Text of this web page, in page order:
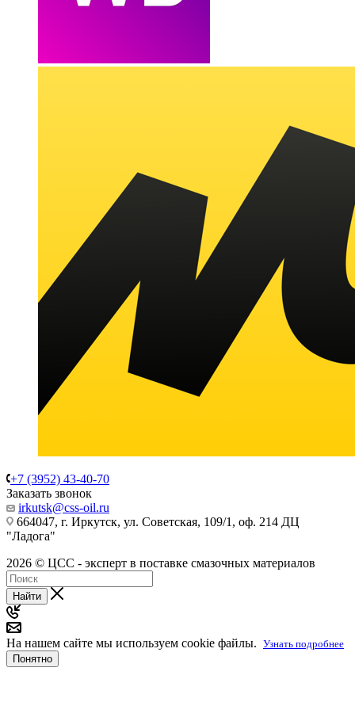
+7 (3952) 43-40-70
Заказать звонок
irkutsk@css-oil.ru
664047, г. Иркутск, ул. Советская, 109/1, оф. 214 ДЦ
"Ладога"
2026 © ЦСС - эксперт в поставке смазочных материалов
Найти
На нашем сайте мы используем cookie файлы. Узнать подробнее
Понятно